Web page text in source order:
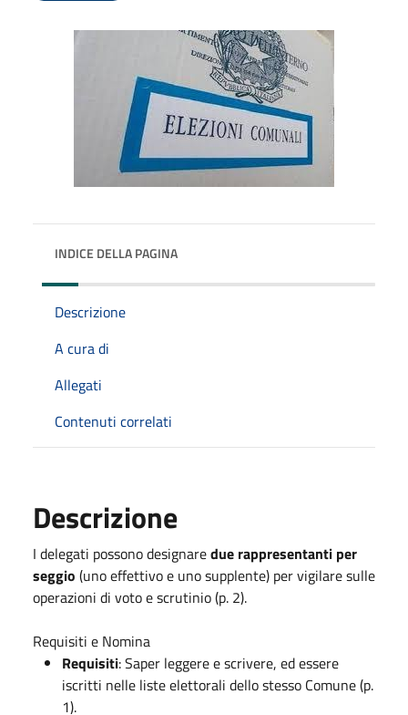
INDICE DELLA PAGINA
Descrizione
A cura di
Allegati
Contenuti correlati
Descrizione
I delegati possono designaredue rappresentanti per
seggio (uno effettivo e uno supplente) per vigilare sulle
operazioni di voto e scrutinio (p. 2).
Requisiti e Nomina
Requisiti: Saper leggere e scrivere, ed essere
iscritti nelle liste elettorali dello stesso Comune (p.
1).